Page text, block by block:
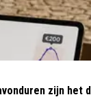
zijn het